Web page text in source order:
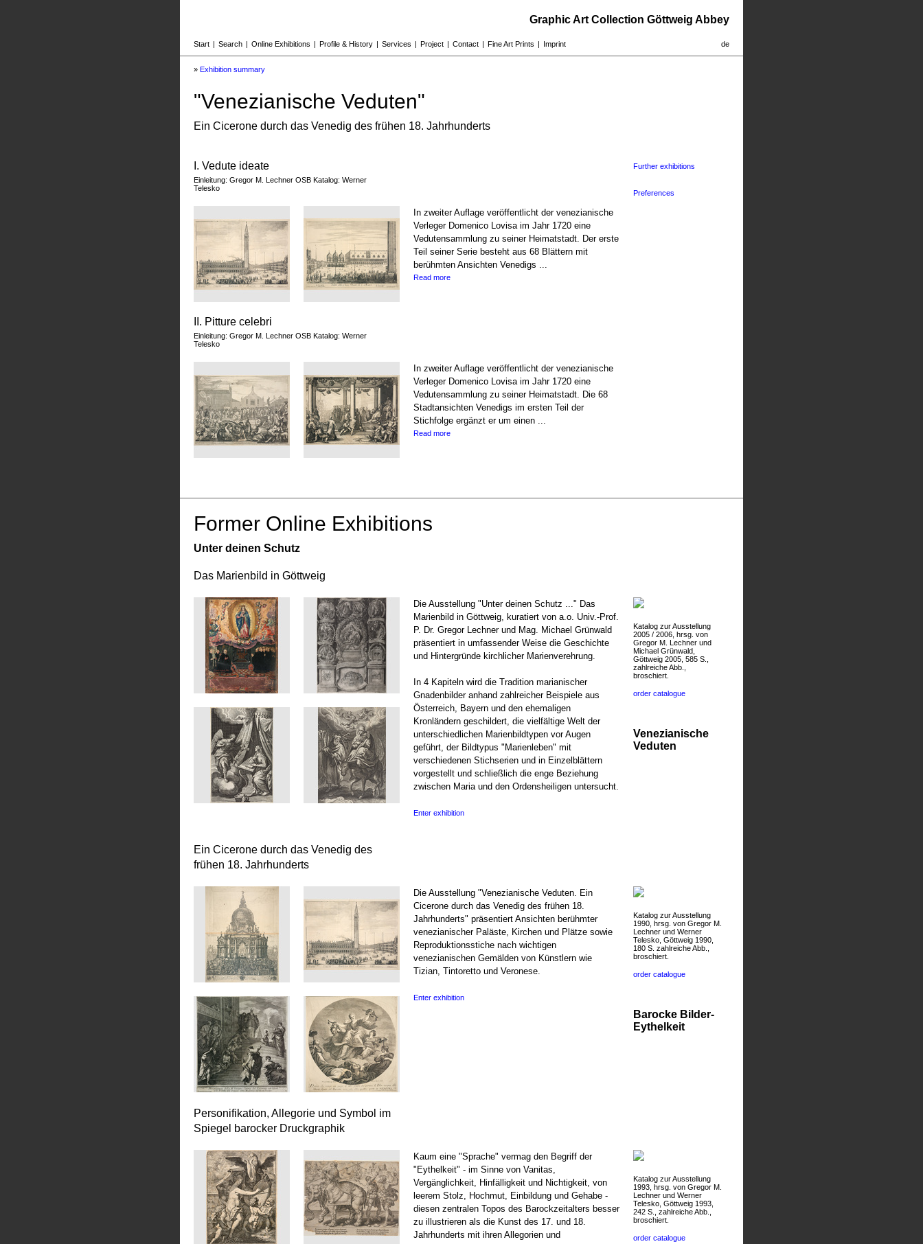
Graphic Art Collection Göttweig Abbey
de
Start | Search | Online Exhibitions | Profile & History | Services | Project | Contact | Fine Art Prints | Imprint
» Exhibition summary
"Venezianische Veduten"
Ein Cicerone durch das Venedig des frühen 18. Jahrhunderts
I. Vedute ideate
Einleitung: Gregor M. Lechner OSB Katalog: Werner
Telesko
In zweiter Auflage veröffentlicht der venezianische
Verleger Domenico Lovisa im Jahr 1720 eine
Vedutensammlung zu seiner Heimatstadt. Der erste
Teil seiner Serie besteht aus 68 Blättern mit
berühmten Ansichten Venedigs ...
Read more
II. Pitture celebri
Einleitung: Gregor M. Lechner OSB Katalog: Werner
Telesko
In zweiter Auflage veröffentlicht der venezianische
Verleger Domenico Lovisa im Jahr 1720 eine
Vedutensammlung zu seiner Heimatstadt. Die 68
Stadtansichten Venedigs im ersten Teil der
Stichfolge ergänzt er um einen ...
Read more
Further exhibitions
Preferences
Former Online Exhibitions
Unter deinen Schutz
Das Marienbild in Göttweig
Die Ausstellung "Unter deinen Schutz ..." Das
Marienbild in Göttweig, kuratiert von a.o. Univ.-Prof.
P. Dr. Gregor Lechner und Mag. Michael Grünwald
präsentiert in umfassender Weise die Geschichte
und Hintergründe kirchlicher Marienverehrung.
In 4 Kapiteln wird die Tradition marianischer
Gnadenbilder anhand zahlreicher Beispiele aus
Österreich, Bayern und den ehemaligen
Kronländern geschildert, die vielfältige Welt der
unterschiedlichen Marienbildtypen vor Augen
geführt, der Bildtypus "Marienleben" mit
verschiedenen Stichserien und in Einzelblättern
vorgestellt und schließlich die enge Beziehung
zwischen Maria und den Ordensheiligen untersucht.
Enter exhibition
Katalog zur Ausstellung
2005 / 2006, hrsg. von
Gregor M. Lechner und
Michael Grünwald,
Göttweig 2005, 585 S.,
zahlreiche Abb.,
broschiert.
order catalogue
Venezianische
Veduten
Ein Cicerone durch das Venedig des
frühen 18. Jahrhunderts
Die Ausstellung "Venezianische Veduten. Ein
Cicerone durch das Venedig des frühen 18.
Jahrhunderts" präsentiert Ansichten berühmter
venezianischer Paläste, Kirchen und Plätze sowie
Reproduktionsstiche nach wichtigen
venezianischen Gemälden von Künstlern wie
Tizian, Tintoretto und Veronese.
Enter exhibition
Katalog zur Ausstellung
1990, hrsg. von Gregor M.
Lechner und Werner
Telesko, Göttweig 1990,
180 S. zahlreiche Abb.,
broschiert.
order catalogue
Barocke Bilder-
Eythelkeit
Personifikation, Allegorie und Symbol im
Spiegel barocker Druckgraphik
Kaum eine "Sprache" vermag den Begriff der
"Eythelkeit" - im Sinne von Vanitas,
Vergänglichkeit, Hinfälligkeit und Nichtigkeit, von
leerem Stolz, Hochmut, Einbildung und Gehabe -
diesen zentralen Topos des Barockzeitalters besser
zu illustrieren als die Kunst des 17. und 18.
Jahrhunderts mit ihren Allegorien und
Katalog zur Ausstellung
1993, hrsg. von Gregor M.
Lechner und Werner
Telesko, Göttweig 1993,
242 S., zahlreiche Abb.,
broschiert.
order catalogue